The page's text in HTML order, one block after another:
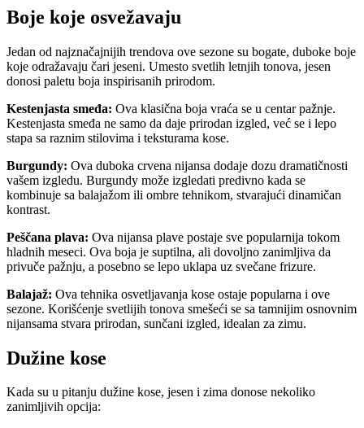
Boje koje osvežavaju
Jedan od najznačajnijih trendova ove sezone su bogate, duboke boje
koje odražavaju čari jeseni. Umesto svetlih letnjih tonova, jesen
donosi paletu boja inspirisanih prirodom.
Kestenjasta smeđa: Ova klasična boja vraća se u centar pažnje.
Kestenjasta smeđa ne samo da daje prirodan izgled, već se i lepo
stapa sa raznim stilovima i teksturama kose.
Burgundy: Ova duboka crvena nijansa dodaje dozu dramatičnosti
vašem izgledu. Burgundy može izgledati predivno kada se
kombinuje sa balajažom ili ombre tehnikom, stvarajući dinamičan
kontrast.
Peščana plava: Ova nijansa plave postaje sve popularnija tokom
hladnih meseci. Ova boja je suptilna, ali dovoljno zanimljiva da
privuče pažnju, a posebno se lepo uklapa uz svečane frizure.
Balajaž: Ova tehnika osvetljavanja kose ostaje popularna i ove
sezone. Korišćenje svetlijih tonova smešeći se sa tamnijim osnovnim
nijansama stvara prirodan, sunčani izgled, idealan za zimu.
Dužine kose
Kada su u pitanju dužine kose, jesen i zima donose nekoliko
zanimljivih opcija: